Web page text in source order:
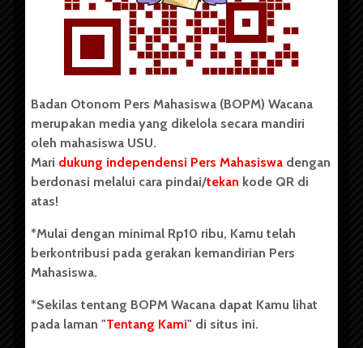
Copyright © 2023. All rights reserved BOPM WACANA.
Badan Otonom Pers Mahasiswa (BOPM) Wacana merupakan
pers mahasiswa yang berdiri di luar kampus dan dikelola
secara mandiri oleh mahasiswa Universitas Sumatera Utara
(USU). Sebelumnya BOPM Wacana merupakan salah satu
Unit Kegiatan Mahasiswa (UKM) di Universitas Sumatera
berdiri pada 1 Juli 1995.
Kontribusi
Badan Otonom Pers Mahasiswa (BOPM) Wacana
merupakan media yang dikelola secara mandiri
oleh mahasiswa USU.
Mari dukung independensi Pers Mahasiswa dengan
berdonasi melalui cara pindai/tekan kode QR di
atas!
*Mulai dengan minimal Rp10 ribu, Kamu telah
berkontribusi pada gerakan kemandirian Pers
Mahasiswa.
*Sekilas tentang BOPM Wacana dapat Kamu lihat
pada laman "Tentang Kami" di situs ini.